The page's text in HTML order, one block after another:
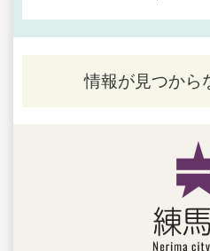
情報が見つから